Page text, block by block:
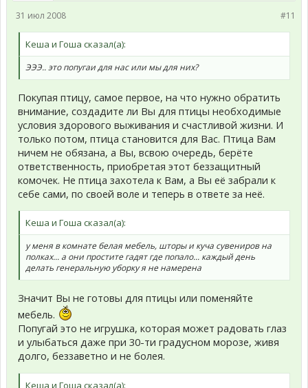
#11
31 июл 2008
Кеша и Гоша сказал(а):
ЭЭЭ.. это попугаи для нас или мы для них?
Покупая птицу, самое первое, на что нужно обратить
внимание, создадите ли Вы для птицы необходимые
условия здорового выживания и счастливой жизни. И
только потом, птица становится для Вас. Птица Вам
ничем не обязана, а Вы, всвою очередь, берёте
ответственность, приобретая этот беззащитный
комочек. Не птица захотела к Вам, а Вы её забрали к
себе сами, по своей воле и теперь в ответе за неё.
Кеша и Гоша сказал(а):
у меня в комнате белая мебель, шторы и куча сувениров на
полках... а они простите гадят где попало... каждый день
делать генеральную уборку я не намерена
Значит Вы не готовы для птицы или поменяйте
мебель.
Попугай это не игрушка, которая может радовать глаз
и улыбаться даже при 30-ти градусном морозе, живя
долго, беззаветно и не болея.
Кеша и Гоша сказал(а):